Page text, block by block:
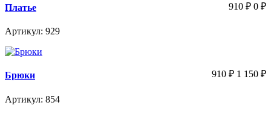
Платье
Артикул: 929
910 ₽ 0 ₽
Брюки
Артикул: 854
910 ₽ 1 150 ₽